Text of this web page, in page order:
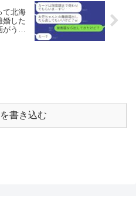
て北海
婚した
がうま
書き込む